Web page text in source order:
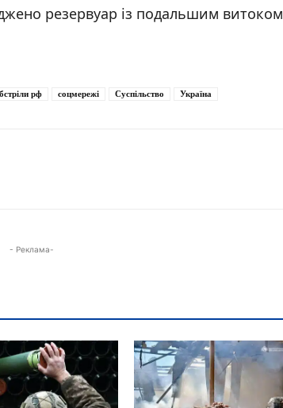
резервуар із подальшим витоком
рф соцмережі Суспільство Україна
- Реклама-